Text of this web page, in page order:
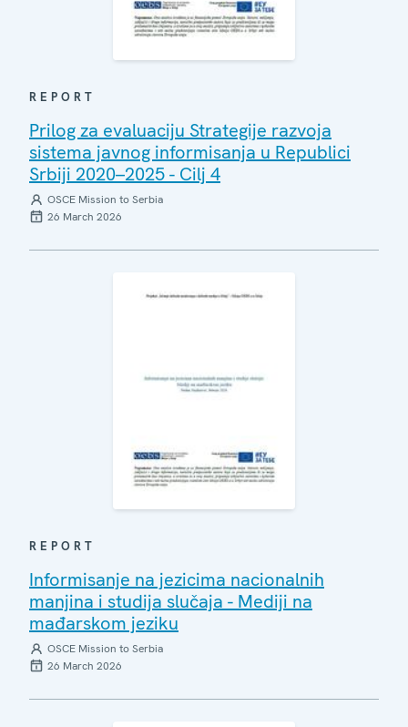
REPORT
Prilog za evaluaciju Strategije razvoja
sistema javnog informisanja u Republici
Srbiji 2020–2025 - Cilj 4
OSCE Mission to Serbia
26 March 2026
REPORT
Informisanje na jezicima nacionalnih
manjina i studija slučaja - Mediji na
mađarskom jeziku
OSCE Mission to Serbia
26 March 2026